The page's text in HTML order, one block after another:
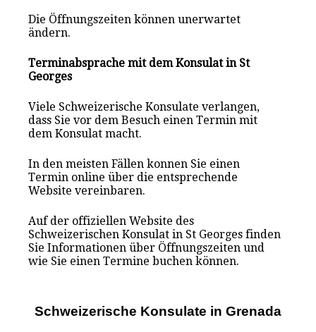
Die Öffnungszeiten können unerwartet
ändern.
Terminabsprache mit dem Konsulat in St
Georges
Viele Schweizerische Konsulate verlangen,
dass Sie vor dem Besuch einen Termin mit
dem Konsulat macht.
In den meisten Fällen konnen Sie einen
Termin online über die entsprechende
Website vereinbaren.
Auf der offiziellen Website des
Schweizerischen Konsulat in St Georges finden
Sie Informationen über Öffnungszeiten und
wie Sie einen Termine buchen können.
Schweizerische Konsulate in Grenada